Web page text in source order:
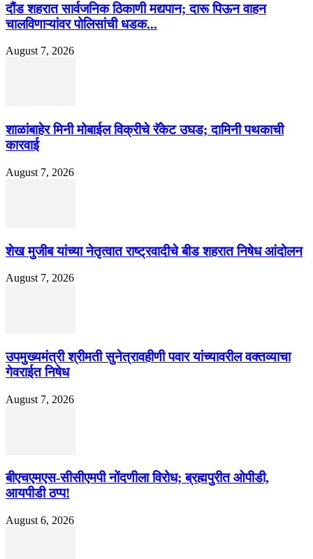
दौंड शहरात सार्वजनिक ठिकाणी मद्यपान; दारू पिऊन वाहन
चालविणाऱ्यांवर पोलिसांची धडक...
August 7, 2026
शाळांबाहेर मिनी मोबाईल विक्रीचे रॅकेट उघड; दामिनी पथकाची
कारवाई
August 7, 2026
शेख मुजीब यांच्या नेतृत्वात राष्ट्रवादीचे बीड शहरात निषेध आंदोलन
August 7, 2026
उपमुख्यमंत्री श्रीमती सुनेत्रावहीणी पवार यांच्यावरील वक्तव्याचा
गेवराईत निषेध
August 7, 2026
बीएचएमएस-सीसीएमपी नोंदणीला विरोध; ब्रह्मपुरीत ओपीडी,
आयपीडी ठप्प!
August 6, 2026